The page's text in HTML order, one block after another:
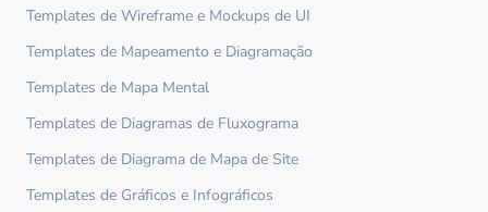
Templates de Wireframe e Mockups de UI
Templates de Mapeamento e Diagramação
Templates de Mapa Mental
Templates de Diagramas de Fluxograma
Templates de Diagrama de Mapa de Site
Templates de Gráficos e Infográficos